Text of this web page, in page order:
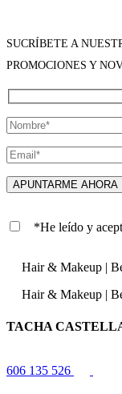
SUCRÍBETE A
PROMOCIONES Y
*He leído y
Hair & Makeup |
Hair & Makeup |
TACHA
606 135 526